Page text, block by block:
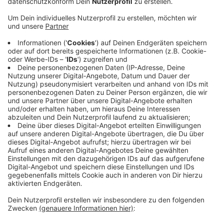
Vor 10 Jahren brachte Siegen ein ambitioniertes
Projekt an den Start: Bis zum 800jährigen
Stadtjubiläum sollten in der Stadt – finanziert und
gepflegt von Baumpaten – 800 neue Bäume gepflanzt
werden.
Auch wenn das Jahr noch nicht vorbei ist, steht jetzt
schon fest: Die Stadt wird das Ziel deutlich verfehlen.
Bislang wurden nämlich nur 136 Bäume gepflanzt. Im
Herbst sollen noch einmal knapp 30 dazukommen.
Bei der Auswahl der Bäume hat man versucht, auf
Arten zu setzen, die mit den erschwerten klimatischen
Bedingungen im urbanen Umfeld zurechtkommen.